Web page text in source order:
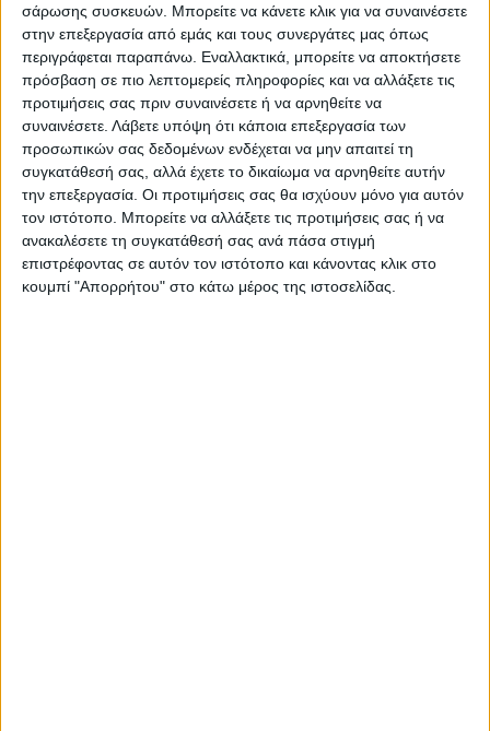
σάρωσης συσκευών. Μπορείτε να κάνετε κλικ για να συναινέσετε
στην επεξεργασία από εμάς και τους συνεργάτες μας όπως
περιγράφεται παραπάνω. Εναλλακτικά, μπορείτε να αποκτήσετε
πρόσβαση σε πιο λεπτομερείς πληροφορίες και να αλλάξετε τις
προτιμήσεις σας πριν συναινέσετε ή να αρνηθείτε να
συναινέσετε. Λάβετε υπόψη ότι κάποια επεξεργασία των
προσωπικών σας δεδομένων ενδέχεται να μην απαιτεί τη
συγκατάθεσή σας, αλλά έχετε το δικαίωμα να αρνηθείτε αυτήν
την επεξεργασία. Οι προτιμήσεις σας θα ισχύουν μόνο για αυτόν
τον ιστότοπο. Μπορείτε να αλλάξετε τις προτιμήσεις σας ή να
ανακαλέσετε τη συγκατάθεσή σας ανά πάσα στιγμή
επιστρέφοντας σε αυτόν τον ιστότοπο και κάνοντας κλικ στο
κουμπί "Απορρήτου" στο κάτω μέρος της ιστοσελίδας.
ή ανακύκλωσης
–ευαισθητοποίησητης κοινωνίας για
περιβαλλοντικά θέματα.
–δημιουργίανέων θέσεων εργασίας.
10 διαφορετικές μονάδες για 2 γραμμές
επεξεργασίας
Στη ΜΕΑ θα λειτουργούν
1. Γραμμή επεξεργασίας σύμμεικτων
αστικών αποβλήτων.